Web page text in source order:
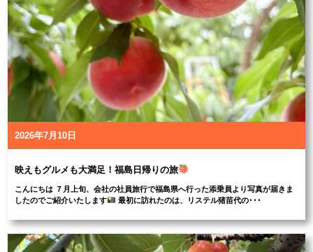
2026年7月10日
映えもグルメも大満足！福島日帰りの旅
こんにちは ７月上旬、会社の社員旅行で福島県へ行った添乗員より写真が届きま
したのでご紹介いたします
最初に訪れたのは、リステル猪苗代の･･･